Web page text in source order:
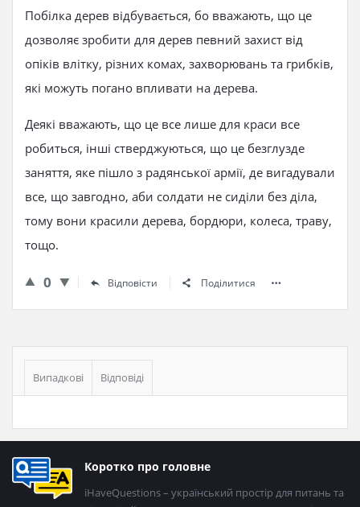
Побілка дерев відбувається, бо вважають, що це
дозволяє зробити для дерев певний захист від
опіків влітку, різних комах, захворювань та грибків,
які можуть погано впливати на дерева.
Деякі вважають, що це все лише для краси все
робиться, інші стверджуються, що це безглузде
заняття, яке пішло з радянської армії, де вигадували
все, що завгодно, аби солдати не сиділи без діла,
тому вони красили дерева, бордюри, колеса, траву,
тощо.
0 Відповісти Поділитися
Бічна
панель
Випадкові Відповіді
Нижній
колонтитул
Коротко про головне
iHaveQuestions – український простір для питань та